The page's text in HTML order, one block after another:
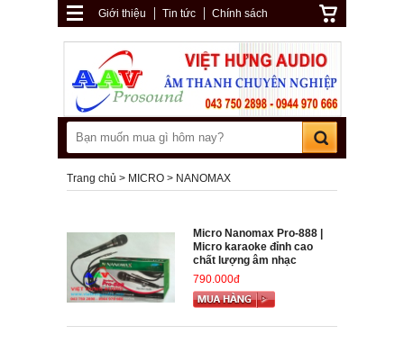
Giới thiệu Tin tức Chính sách
Trang chủ MICRO NANOMAX
Micro Nanomax Pro-888 |
Micro karaoke đỉnh cao
chất lượng âm nhạc
790.000đ